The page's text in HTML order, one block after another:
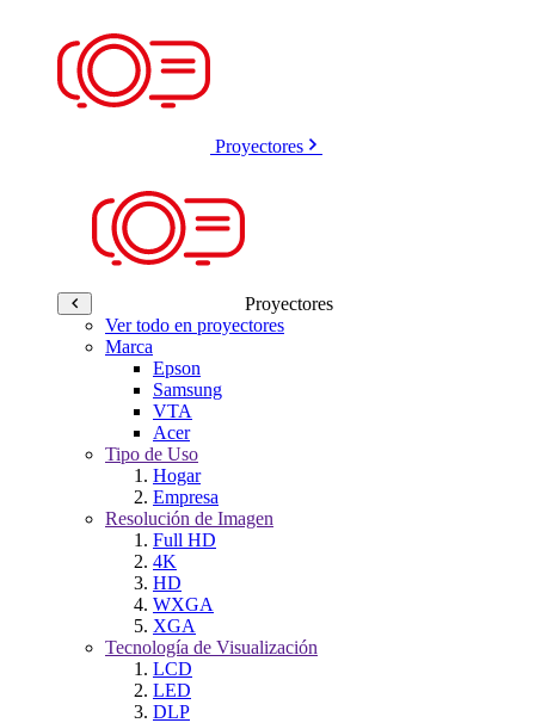
Proyectores
Proyectores
Ver todo en proyectores
Marca
Epson
Samsung
VTA
Acer
Tipo de Uso
Hogar
Empresa
Resolución de Imagen
Full HD
4K
HD
WXGA
XGA
Tecnología de Visualización
LCD
LED
DLP